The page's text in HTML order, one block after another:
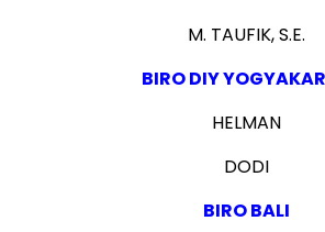
M. TAUFIK, S.E.
BIRO DIY
HELMAN
DODI
BIRO BALI